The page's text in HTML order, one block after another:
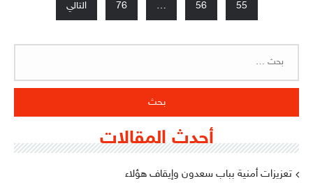
55
56
…
76 التالي
أحدث المقالات
تعزيزات أمنية بباب سعدون وإيقاف هؤلاء